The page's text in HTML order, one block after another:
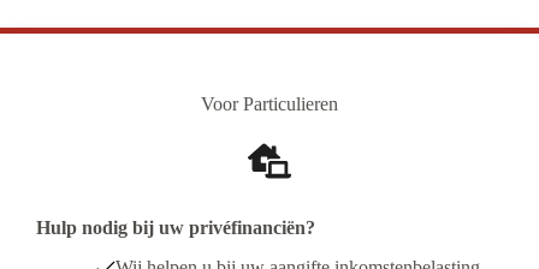
Voor Particulieren
Hulp nodig bij uw privéfinanciën?